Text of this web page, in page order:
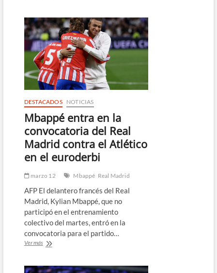
el
PSG
en
el
litigio
que
mantiene
con
Mbappé
DESTACADOS
NOTICIAS
Mbappé entra en la
convocatoria del Real
Madrid contra el Atlético
en el euroderbi
marzo 12 Mbappé Real Madrid
AFP El delantero francés del Real
Madrid, Kylian Mbappé, que no
participó en el entrenamiento
colectivo del martes, entró en la
convocatoria para el partido…
Ver másMbappé
la